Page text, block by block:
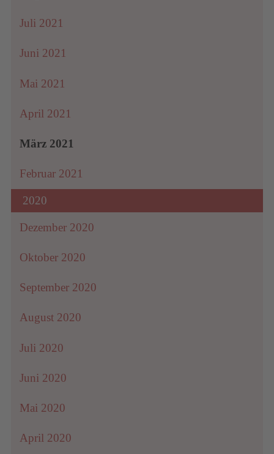
Juli 2021
Juni 2021
Mai 2021
April 2021
März 2021
Februar 2021
2020
Dezember 2020
Oktober 2020
September 2020
August 2020
Juli 2020
Juni 2020
Mai 2020
April 2020